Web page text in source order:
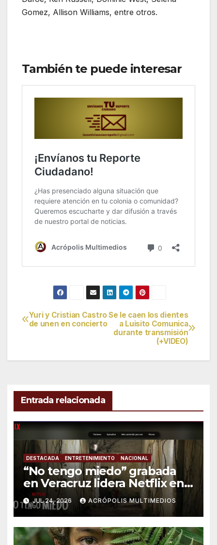
Gomez, Allison Williams, entre otros.
También te puede interesar
Navegación
entradas
Se le caen los dientes
a Luisito Comunica
durante transmisión
(+VIDEO)
Yuri y Cristian Castro
de unen en concierto
Entrada relacionada
DESTACADA ENTRETENIMIENTO NACIONAL
“No tengo miedo” grabada
en Veracruz lidera Netflix en
México
JUL 24, 2026 ACRÓPOLIS MULTIMEDIOS